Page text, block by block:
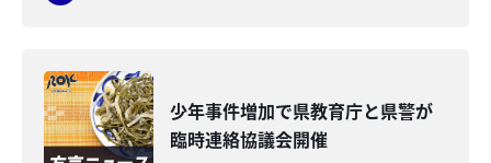
少年事件増加で県教育庁と県警が
臨時連絡協議会開催